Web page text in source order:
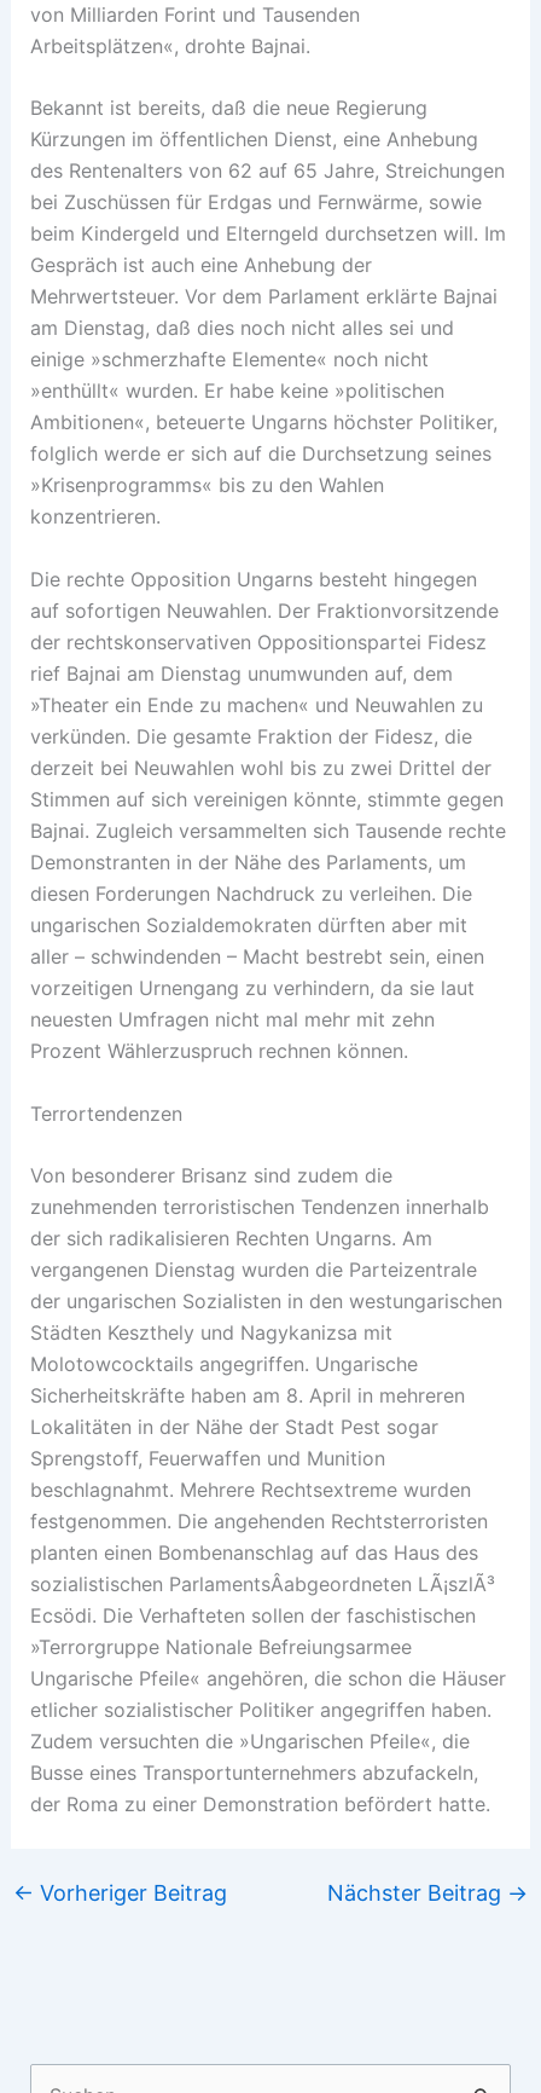
von Milliarden Forint und Tausenden
Arbeitsplätzen«, drohte Bajnai.
Bekannt ist bereits, daß die neue Regierung
Kürzungen im öffentlichen Dienst, eine Anhebung
des Rentenalters von 62 auf 65 Jahre, Streichungen
bei Zuschüssen für Erdgas und Fernwärme, sowie
beim Kindergeld und Elterngeld durchsetzen will. Im
Gespräch ist auch eine Anhebung der
Mehrwertsteuer. Vor dem Parlament erklärte Bajnai
am Dienstag, daß dies noch nicht alles sei und
einige »schmerzhafte Elemente« noch nicht
»enthüllt« wurden. Er habe keine »politischen
Ambitionen«, beteuerte Ungarns höchster Politiker,
folglich werde er sich auf die Durchsetzung seines
»Krisenprogramms« bis zu den Wahlen
konzentrieren.
Die rechte Opposition Ungarns besteht hingegen
auf sofortigen Neuwahlen. Der Fraktionvorsitzende
der rechtskonservativen Oppositionspartei Fidesz
rief Bajnai am Dienstag unumwunden auf, dem
»Theater ein Ende zu machen« und Neuwahlen zu
verkünden. Die gesamte Fraktion der Fidesz, die
derzeit bei Neuwahlen wohl bis zu zwei Drittel der
Stimmen auf sich vereinigen könnte, stimmte gegen
Bajnai. Zugleich versammelten sich Tausende rechte
Demonstranten in der Nähe des Parlaments, um
diesen Forderungen Nachdruck zu verleihen. Die
ungarischen Sozialdemokraten dürften aber mit
aller – schwindenden – Macht bestrebt sein, einen
vorzeitigen Urnengang zu verhindern, da sie laut
neuesten Umfragen nicht mal mehr mit zehn
Prozent Wählerzuspruch rechnen können.
Terrortendenzen
Von besonderer Brisanz sind zudem die
zunehmenden terroristischen Tendenzen innerhalb
der sich radikalisieren Rechten Ungarns. Am
vergangenen Dienstag wurden die Parteizentrale
der ungarischen Sozialisten in den westungarischen
Städten Keszthely und Nagykanizsa mit
Molotowcocktails angegriffen. Ungarische
Sicherheitskräfte haben am 8. April in mehreren
Lokalitäten in der Nähe der Stadt Pest sogar
Sprengstoff, Feuerwaffen und Munition
beschlagnahmt. Mehrere Rechtsextreme wurden
festgenommen. Die angehenden Rechtsterroristen
planten einen Bombenanschlag auf das Haus des
sozialistischen ParlamentsÂ­abgeordneten LÃ¡szlÃ³
Ecsödi. Die Verhafteten sollen der faschistischen
»Terrorgruppe Nationale Befreiungsarmee
Ungarische Pfeile« angehören, die schon die Häuser
etlicher sozialistischer Politiker angegriffen haben.
Zudem versuchten die »Ungarischen Pfeile«, die
Busse eines Transportunternehmers abzufackeln,
der Roma zu einer Demonstration befördert hatte.
← Vorheriger Beitrag Nächster Beitrag →
Suchen